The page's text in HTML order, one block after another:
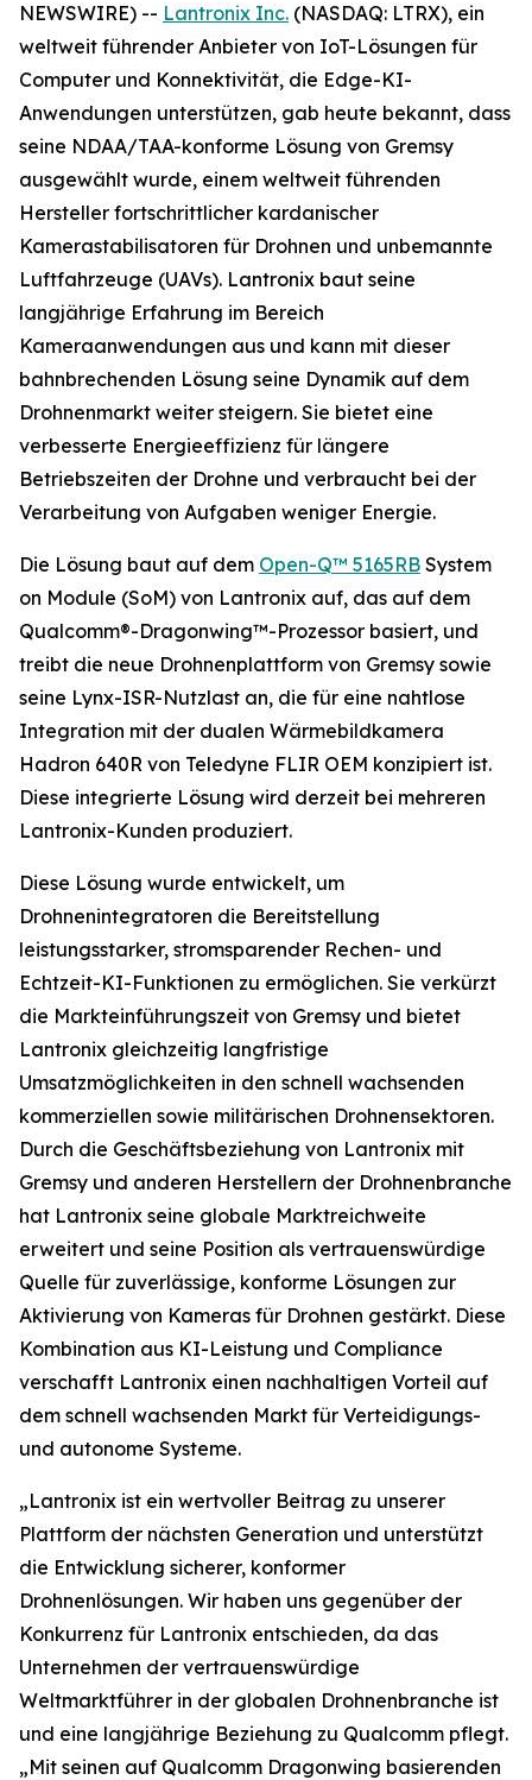
NEWSWIRE) -- Lantronix Inc. (NASDAQ: LTRX), ein
weltweit führender Anbieter von IoT-Lösungen für
Computer und Konnektivität, die Edge-KI-
Anwendungen unterstützen, gab heute bekannt, dass
seine NDAA/TAA-konforme Lösung von Gremsy
ausgewählt wurde, einem weltweit führenden
Hersteller fortschrittlicher kardanischer
Kamerastabilisatoren für Drohnen und unbemannte
Luftfahrzeuge (UAVs). Lantronix baut seine
langjährige Erfahrung im Bereich
Kameraanwendungen aus und kann mit dieser
bahnbrechenden Lösung seine Dynamik auf dem
Drohnenmarkt weiter steigern. Sie bietet eine
verbesserte Energieeffizienz für längere
Betriebszeiten der Drohne und verbraucht bei der
Verarbeitung von Aufgaben weniger Energie.
Die Lösung baut auf dem Open-Q™ 5165RB System
on Module (SoM) von Lantronix auf, das auf dem
Qualcomm®-Dragonwing™-Prozessor basiert, und
treibt die neue Drohnenplattform von Gremsy sowie
seine Lynx-ISR-Nutzlast an, die für eine nahtlose
Integration mit der dualen Wärmebildkamera
Hadron 640R von Teledyne FLIR OEM konzipiert ist.
Diese integrierte Lösung wird derzeit bei mehreren
Lantronix-Kunden produziert.
Diese Lösung wurde entwickelt, um
Drohnenintegratoren die Bereitstellung
leistungsstarker, stromsparender Rechen- und
Echtzeit-KI-Funktionen zu ermöglichen. Sie verkürzt
die Markteinführungszeit von Gremsy und bietet
Lantronix gleichzeitig langfristige
Umsatzmöglichkeiten in den schnell wachsenden
kommerziellen sowie militärischen Drohnensektoren.
Durch die Geschäftsbeziehung von Lantronix mit
Gremsy und anderen Herstellern der Drohnenbranche
hat Lantronix seine globale Marktreichweite
erweitert und seine Position als vertrauenswürdige
Quelle für zuverlässige, konforme Lösungen zur
Aktivierung von Kameras für Drohnen gestärkt. Diese
Kombination aus KI-Leistung und Compliance
verschafft Lantronix einen nachhaltigen Vorteil auf
dem schnell wachsenden Markt für Verteidigungs-
und autonome Systeme.
„Lantronix ist ein wertvoller Beitrag zu unserer
Plattform der nächsten Generation und unterstützt
die Entwicklung sicherer, konformer
Drohnenlösungen. Wir haben uns gegenüber der
Konkurrenz für Lantronix entschieden, da das
Unternehmen der vertrauenswürdige
Weltmarktführer in der globalen Drohnenbranche ist
und eine langjährige Beziehung zu Qualcomm pflegt.
„Mit seinen auf Qualcomm Dragonwing basierenden